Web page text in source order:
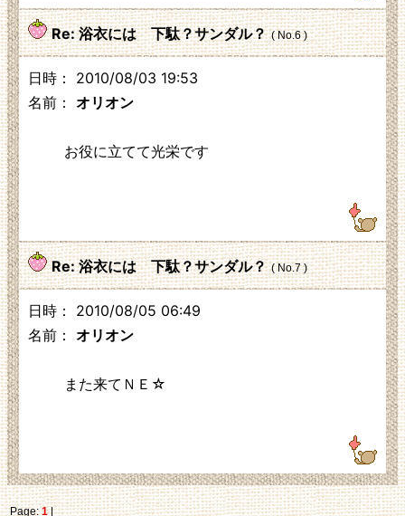
Re: 浴衣には 下駄？サンダル？ ( No.6 )
日時： 2010/08/03 19:53
名前： オリオン
お役に立てて光栄です
Re: 浴衣には 下駄？サンダル？ ( No.7 )
日時： 2010/08/05 06:49
名前： オリオン
また来てＮＥ☆
Page:1|